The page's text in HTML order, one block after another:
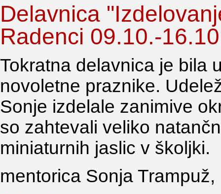
Delavnica
Radenci 09.10.-
Tokratna delavnica je bila
novoletne praznike.
Sonje izdelale zanimive
so zahtevali veliko
miniaturnih jaslic v školjki.
mentorica Sonja